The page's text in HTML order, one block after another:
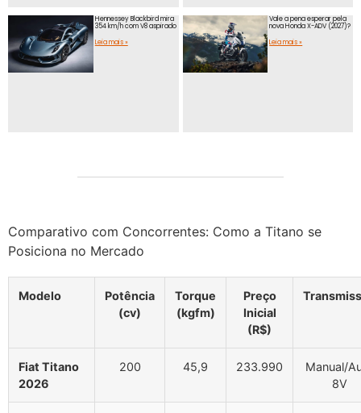
Hennessey Blackbird mira
354 km/h com V8 aspirado
Leia mais »
Vale a pena esperar pela
nova Honda X-ADV (2027)?
Leia mais »
Comparativo com Concorrentes: Como a Titano se
Posiciona no Mercado
Modelo
Potência
(cv)
Torque
(kgfm)
Preço
Inicial
(R$)
Fiat Titano
2026
200 45,9 233.990
Manual/
8V